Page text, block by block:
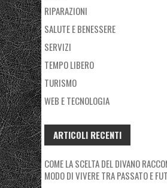
RIPARAZIONI
SALUTE E BENESSERE
SERVIZI
TEMPO LIBERO
TURISMO
WEB E TECNOLOGIA
ARTICOLI RECENTI
COME LA SCELTA DEL DIVANO
MODO DI VIVERE TRA PASSATO E